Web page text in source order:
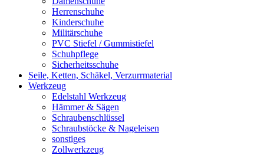
Herrenschuhe
Kinderschuhe
Militärschuhe
PVC Stiefel / Gummistiefel
Schuhpflege
Sicherheitsschuhe
Seile, Ketten, Schäkel, Verzurrmaterial
Werkzeug
Edelstahl Werkzeug
Hämmer & Sägen
Schraubenschlüssel
Schraubstöcke & Nageleisen
sonstiges
Zollwerkzeug